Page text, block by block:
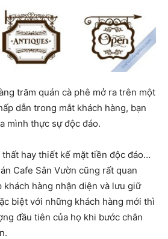
trăm quán cà phê mở ra trên một
dẫn trong mắt khách hàng, bạn
mình thực sự độc đáo.
hay thiết kế mặt tiền độc đáo…
Cafe Sân Vườn cũng rất quan
hàng nhận diện và lưu giữ
biệt với những khách hàng mới thì
đầu tiên của họ khi bước chân